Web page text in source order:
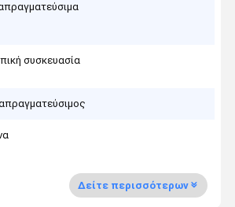
συσκευασία
Δείτε περισσότερων